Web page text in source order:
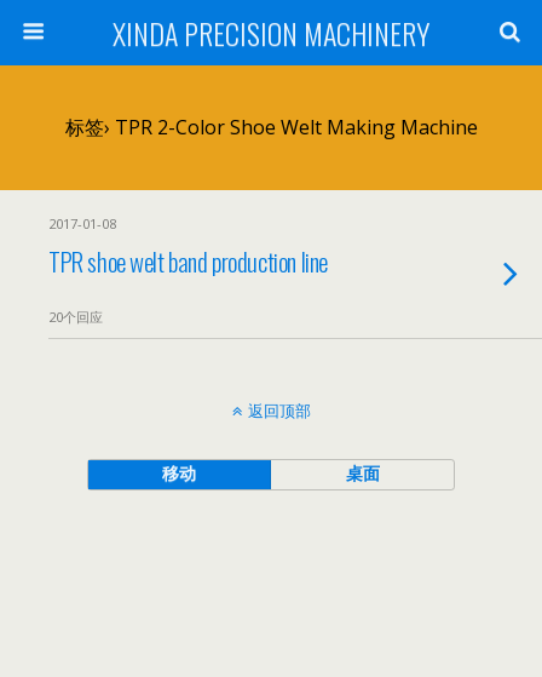
XINDA PRECISION MACHINERY
标签› TPR 2-Color Shoe Welt Making Machine
2017-01-08
TPR shoe welt band production line
20个回应
返回顶部
移动 桌面